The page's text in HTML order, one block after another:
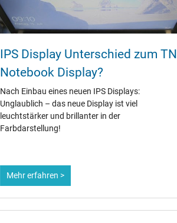
IPS Display Unterschied zum TN
Notebook Display?
Nach Einbau eines neuen IPS Displays:
Unglaublich – das neue Display ist viel
leuchtstärker und brillanter in der
Farbdarstellung!
Mehr erfahren >